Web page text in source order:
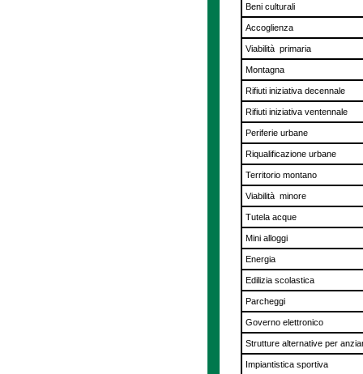
Beni culturali
Accoglienza
Viabilità primaria
Montagna
Rifiuti iniziativa decennale
Rifiuti iniziativa ventennale
Periferie urbane
Riqualificazione urbane
Territorio montano
Viabilità minore
Tutela acque
Mini alloggi
Energia
Edilizia scolastica
Parcheggi
Governo elettronico
Strutture alternative per
Impiantistica sportiva